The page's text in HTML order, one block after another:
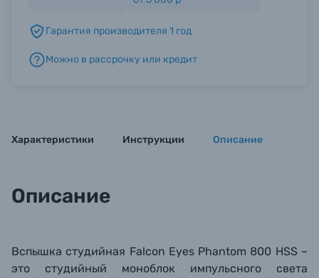
Б/У фототехника (Комиссионные товары)
Гарантия производителя 1 год
Можно в рассрочку или кредит
Характеристики Инструкции Описание
Описание
Вспышка студийная Falcon Eyes Phantom 800 HSS –
это студийный моноблок импульсного света